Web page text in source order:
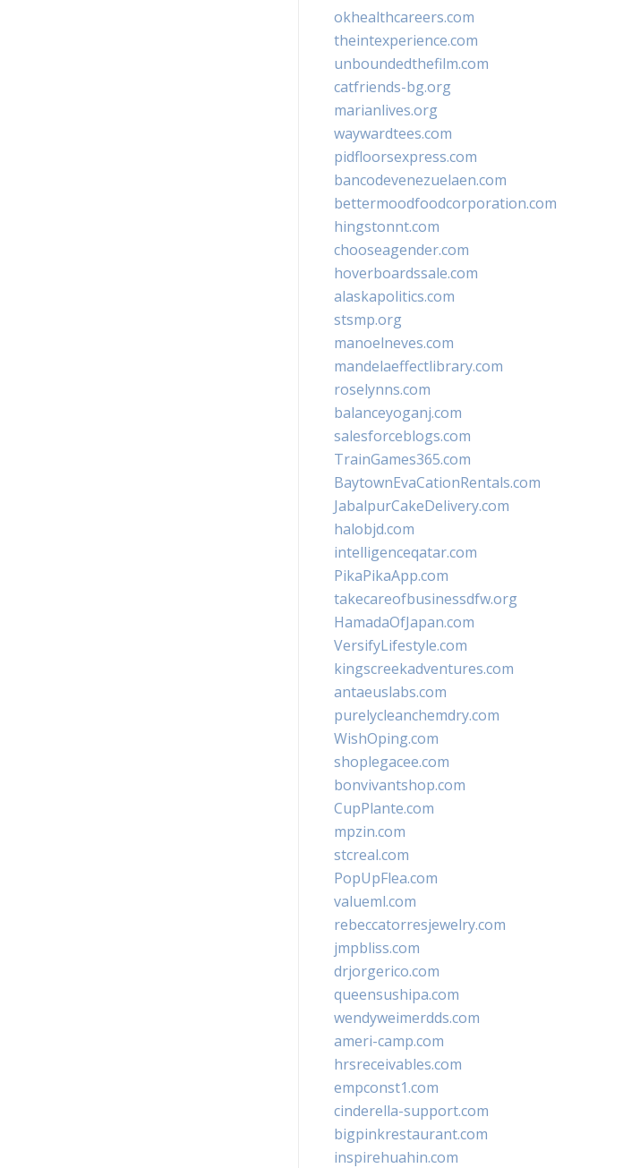
okhealthcareers.com
theintexperience.com
unboundedthefilm.com
catfriends-bg.org
marianlives.org
waywardtees.com
pidfloorsexpress.com
bancodevenezuelaen.com
bettermoodfoodcorporation.com
hingstonnt.com
chooseagender.com
hoverboardssale.com
alaskapolitics.com
stsmp.org
manoelneves.com
mandelaeffectlibrary.com
roselynns.com
balanceyoganj.com
salesforceblogs.com
TrainGames365.com
BaytownEvaCationRentals.com
JabalpurCakeDelivery.com
halobjd.com
intelligenceqatar.com
PikaPikaApp.com
takecareofbusinessdfw.org
HamadaOfJapan.com
VersifyLifestyle.com
kingscreekadventures.com
antaeuslabs.com
purelycleanchemdry.com
WishOping.com
shoplegacee.com
bonvivantshop.com
CupPlante.com
mpzin.com
stcreal.com
PopUpFlea.com
valueml.com
rebeccatorresjewelry.com
jmpbliss.com
drjorgerico.com
queensushipa.com
wendyweimerdds.com
ameri-camp.com
hrsreceivables.com
empconst1.com
cinderella-support.com
bigpinkrestaurant.com
inspirehuahin.com